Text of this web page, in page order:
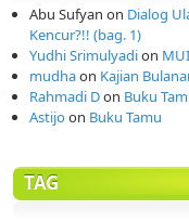
Abu Sufyan on Dialog
Kencur?!! (bag. 1)
Yudhi Srimulyadion
mudhaon Kajian
Rahmadi Don Buku
Astijoon Buku Tamu
TAG